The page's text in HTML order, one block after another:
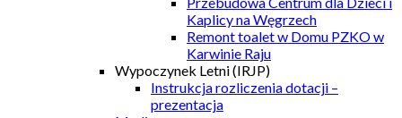
Kaplicy na Węgrzech
Remont toalet w Domu PZKO w
Karwinie Raju
Wypoczynek Letni (IRJP)
Instrukcja rozliczenia dotacji –
prezentacja